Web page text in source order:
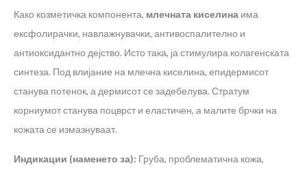
Како козметичка компонента, млечната киселина има
ексфолирачки, навлажнувачки, антивоспалително и
антиоксидантно дејство. Исто така, ја стимулира колагенската
синтеза. Под влијание на млечна киселина, епидермисот
станува потенок, а дермисот се задебелува. Стратум
корниумот станува поцврст и еластичен, а малите брчки на
кожата се измазнуваат.
Индикации (наменето за): Груба, проблематична кожа,